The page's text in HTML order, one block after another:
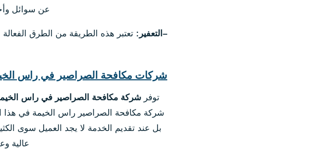
عن سوائل
– التعفير :تعتبر هذه الطريقة من الطرق
شركات مكافحة الصراصير في راس
توفرشركة مكافحة الصراصير في راس
شركة مكافحة الصراصير راس الخيمة في هذا
بل عند تقديم الخدمة لا يجد العميل سوى
عالية